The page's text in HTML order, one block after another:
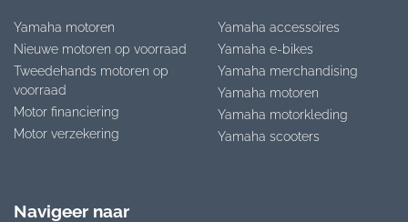
Yamaha motoren
Nieuwe motoren op voorraad
Tweedehands motoren op
voorraad
Motor financiering
Motor verzekering
Yamaha accessoires
Yamaha e-bikes
Yamaha merchandising
Yamaha motoren
Yamaha motorkleding
Yamaha scooters
Navigeer naar